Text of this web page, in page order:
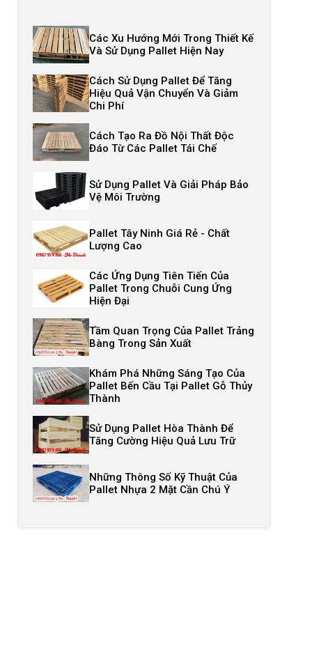
Các Xu Hướng Mới Trong Thiết Kế
Và Sử Dụng Pallet Hiện Nay
Cách Sử Dụng Pallet Để Tăng
Hiệu Quả Vận Chuyển Và Giảm
Chi Phí
Cách Tạo Ra Đồ Nội Thất Độc
Đáo Từ Các Pallet Tái Chế
Sử Dụng Pallet Và Giải Pháp Bảo
Vệ Môi Trường
Pallet Tây Ninh Giá Rẻ - Chất
Lượng Cao
Các Ứng Dụng Tiên Tiến Của
Pallet Trong Chuỗi Cung Ứng
Hiện Đại
Tầm Quan Trọng Của Pallet Trảng
Bàng Trong Sản Xuất
Khám Phá Những Sáng Tạo Của
Pallet Bến Cầu Tại Pallet Gỗ Thủy
Thành
Sử Dụng Pallet Hòa Thành Để
Tăng Cường Hiệu Quả Lưu Trữ
Những Thông Số Kỹ Thuật Của
Pallet Nhựa 2 Mặt Cần Chú Ý